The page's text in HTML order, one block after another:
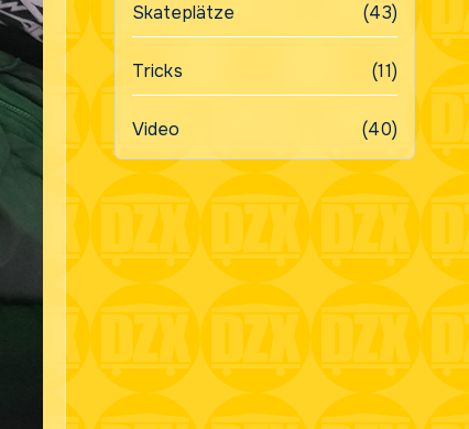
Skateplätze (43)
Tricks (11)
Video (40)